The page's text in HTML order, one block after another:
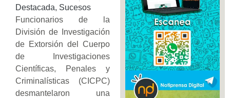
Destacada, Sucesos
Funcionarios de la
División de Investigación
de Extorsión del Cuerpo
de Investigaciones
Científicas, Penales y
Criminalísticas (CICPC)
desmantelaron una